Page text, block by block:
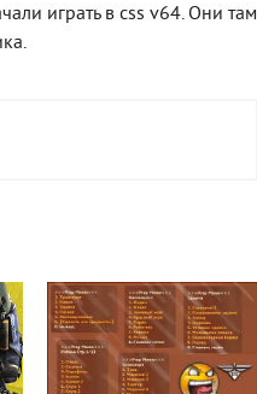
играть в css v64. Они там